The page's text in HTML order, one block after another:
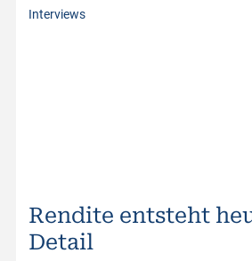
Interviews
Rendite entsteht
Detail